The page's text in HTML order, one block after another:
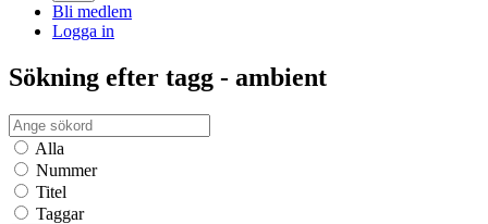
Bli medlem
Logga in
Sökning efter tagg - ambient
Alla
Nummer
Titel
Taggar